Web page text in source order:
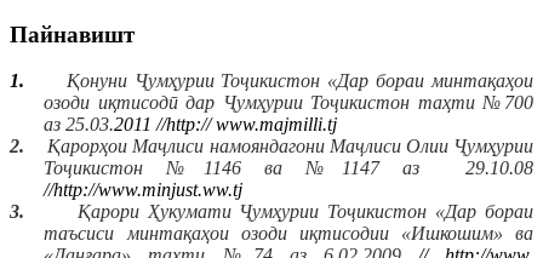
Пайнавишт
1.
Қонуни Ҷумҳурии Тоҷикистон «Дар бораи минтақаҳои
озоди иқтисодӣ дар Ҷумҳурии Тоҷикистон таҳти №700
аз 25.03.2011 //http://www.majmilli.tj
2.
Қарорҳои Маҷлиси намояндагони Маҷлиси Олии Ҷумҳурии
Тоҷикистон №1146 ва №1147 аз
29.10.08
//http://www.minjust.ww.tj
3.
Қарори Ҳукумати Ҷумҳурии Тоҷикистон «Дар бораи
таъсиси минтақаҳои озоди иқтисодии «Ишкошим» ва